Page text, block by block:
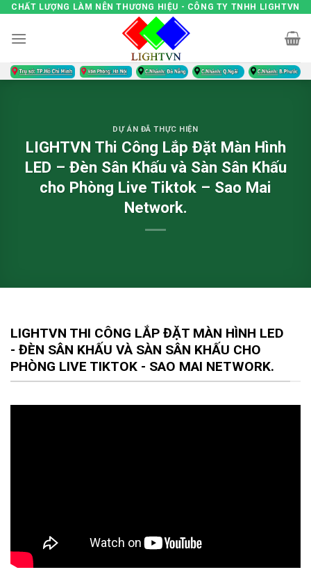
Skip
content
CHẤT LƯỢNG LÀM NÊN THƯƠNG HIỆU - CÔNG TY TNHH LIGHTVN
DỰ ÁN ĐÃ THỰC HIỆN
LIGHTVN Thi Công Lắp Đặt Màn Hình
LED – Đèn Sân Khấu và Sàn Sân Khấu
cho Phòng Live Tiktok – Sao Mai
Network.
LIGHTVN THI CÔNG LẮP ĐẶT MÀN HÌNH LED
- ĐÈN SÂN KHẤU VÀ SÀN SÂN KHẤU CHO
PHÒNG LIVE TIKTOK - SAO MAI NETWORK.